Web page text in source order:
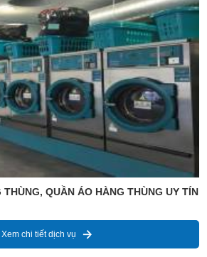
QUẦN ÁO HÀNG THÙNG UY TÍN
Xem chi tiết dịch vụ